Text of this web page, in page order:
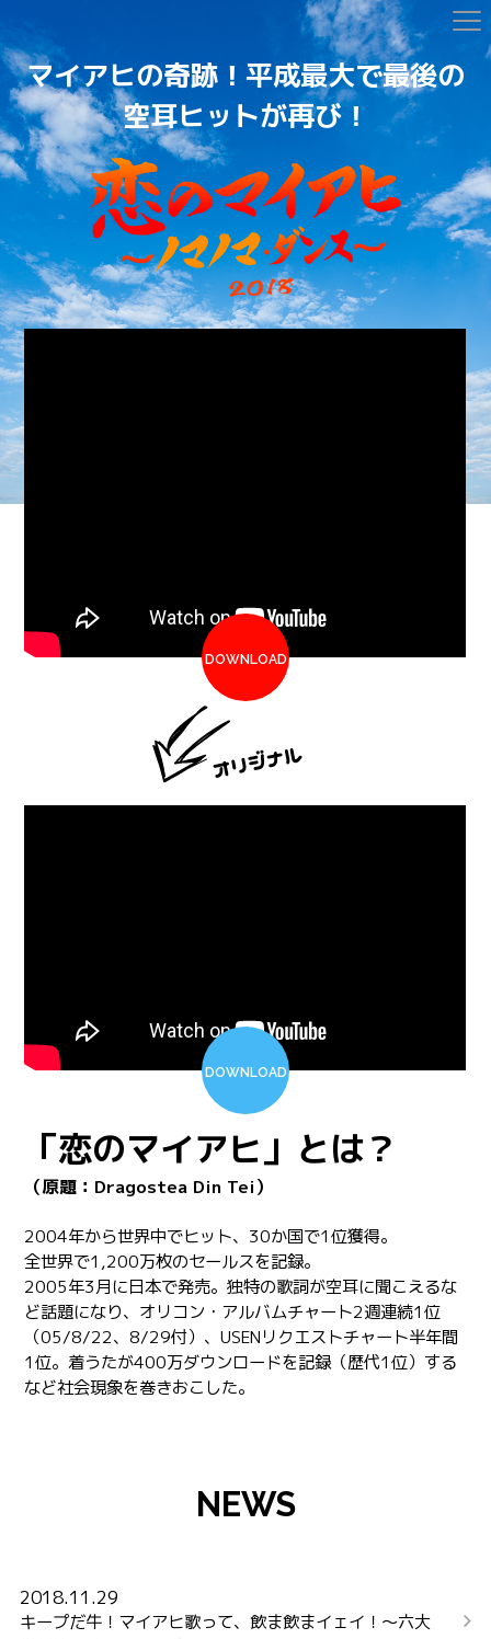
マイアヒの奇跡！平成最大で最後の
空耳ヒットが再び！
DOWNLOAD
DOWNLOAD
「恋のマイアヒ」とは？
（原題：Dragostea Din Tei）
2004年から世界中でヒット、30か国で1位獲得。
全世界で1,200万枚のセールスを記録。
2005年3月に日本で発売。独特の歌詞が空耳に聞こえるな
ど話題になり、オリコン・アルバムチャート2週連続1位
（05/8/22、8/29付）、USENリクエストチャート半年間
1位。着うたが400万ダウンロードを記録（歴代1位）する
など社会現象を巻きおこした。
NEWS
2018.11.29
キープだ牛！マイアヒ歌って、飲ま飲まイェイ！～六大